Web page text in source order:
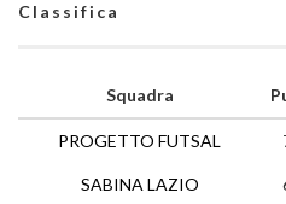
Classifica
Squadra
PROGETTO FUTSAL
SABINA LAZIO